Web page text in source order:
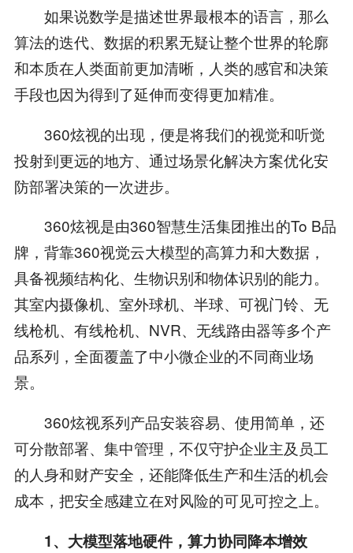
如果说数学是描述世界最根本的语言，那么
算法的迭代、数据的积累无疑让整个世界的轮廓
和本质在人类面前更加清晰，人类的感官和决策
手段也因为得到了延伸而变得更加精准。
360炫视的出现，便是将我们的视觉和听觉
投射到更远的地方、通过场景化解决方案优化安
防部署决策的一次进步。
360炫视是由360智慧生活集团推出的To B品
牌，背靠360视觉云大模型的高算力和大数据，
具备视频结构化、生物识别和物体识别的能力。
其室内摄像机、室外球机、半球、可视门铃、无
线枪机、有线枪机、NVR、无线路由器等多个产
品系列，全面覆盖了中小微企业的不同商业场
景。
360炫视系列产品安装容易、使用简单，还
可分散部署、集中管理，不仅守护企业主及员工
的人身和财产安全，还能降低生产和生活的机会
成本，把安全感建立在对风险的可见可控之上。
1、 大模型落地硬件，算力协同降本增效